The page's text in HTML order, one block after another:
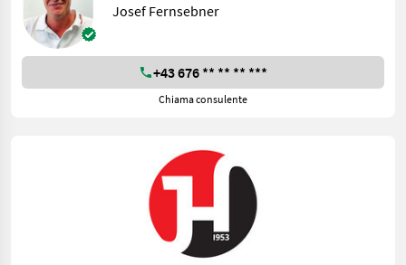
Josef Fernsebner
+43 676 ** ** ** ***
Chiama consulente